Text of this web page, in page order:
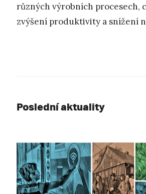
různých výrobních procesech,
zvýšení produktivity a snížení
Poslední aktuality